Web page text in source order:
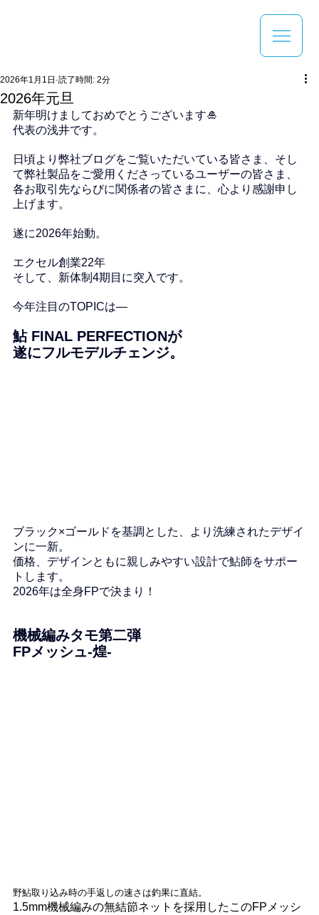
2026年元旦
2026年1月1日 読了時間: 2分
新年明けましておめでとうございます🎍
代表の浅井です。
日頃より弊社ブログをご覧いただいている皆さま、そし
て弊社製品をご愛用くださっているユーザーの皆さま、
各お取引先ならびに関係者の皆さまに、心より感謝申し
上げます。
遂に2026年始動。
エクセル創業22年
そして、新体制4期目に突入です。
今年注目のTOPICは―
鮎 FINAL PERFECTIONが
遂にフルモデルチェンジ。
ブラック×ゴールドを基調とした、より洗練されたデザイ
ンに一新。
価格、デザインともに親しみやすい設計で鮎師をサポー
トします。
2026年は全身FPで決まり！
機械編みタモ第二弾
FPメッシュ‐煌‐
野鮎取り込み時の手返しの速さは釣果に直結。
1.5mm機械編みの無結節ネットを採用したこのFPメッシ